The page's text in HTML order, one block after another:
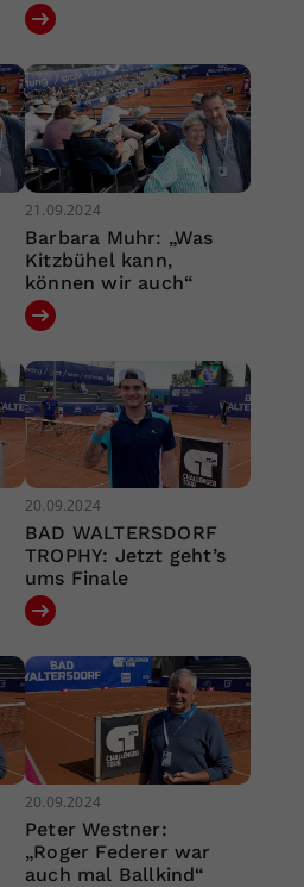
21.09.2024
Barbara Muhr: „Was
Kitzbühel kann,
können wir auch“
20.09.2024
BAD WALTERSDORF
TROPHY: Jetzt geht’s
ums Finale
20.09.2024
Peter Westner:
„Roger Federer war
auch mal Ballkind“